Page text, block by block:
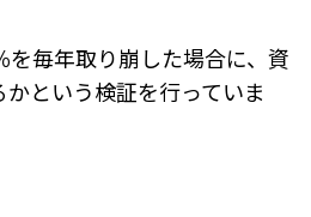
毎年取り崩した場合に、 資
という検証を行っていま